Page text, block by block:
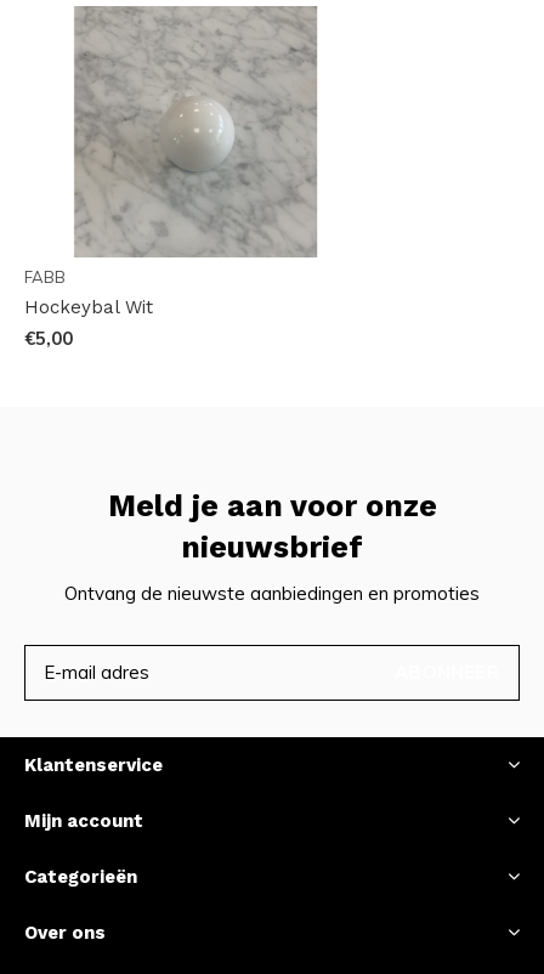
FABB
Hockeybal Wit
€5,00
Meld je aan voor onze
nieuwsbrief
Ontvang de nieuwste aanbiedingen en promoties
Klantenservice
Mijn account
Categorieën
Over ons